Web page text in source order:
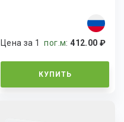
Цена за 1пог.м:412.00 ₽
КУПИТЬ